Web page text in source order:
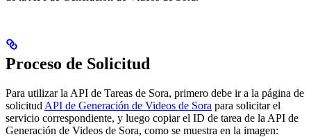
Proceso de Solicitud
Para utilizar la API de Tareas de Sora, primero debe ir a la página de
solicitud API de Generación de Videos de Sora para solicitar el
servicio correspondiente, y luego copiar el ID de tarea de la API de
Generación de Videos de Sora, como se muestra en la imagen: